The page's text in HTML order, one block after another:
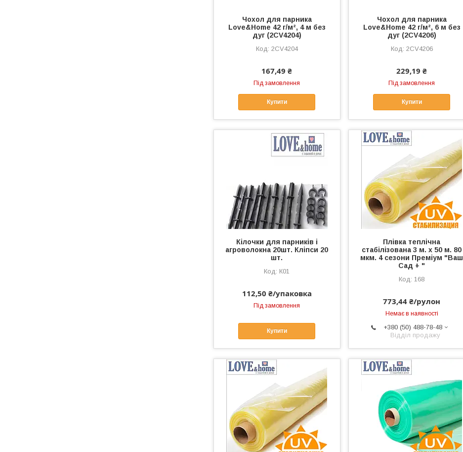
Чохол для парника
Love&Home 42 г/м², 4 м без
дуг (2CV4204)
2CV4204
167,49 ₴
Під замовлення
Купити
Чохол для парника
Love&Home 42 г/м², 6 м без
дуг (2CV4206)
2CV4206
229,19 ₴
Під замовлення
Купити
Кілочки для парників і
агроволокна 20шт. Кліпси 20
шт.
К01
112,50 ₴/упаковка
Під замовлення
Купити
Плівка теплічна
стабілізована 3 м. х 50 м. 80
мкм. 4 сезони Преміум "Ваш
Сад + "
168
773,44 ₴/рулон
Немає в наявності
+380 (50) 488-78-48
Відділ продажу